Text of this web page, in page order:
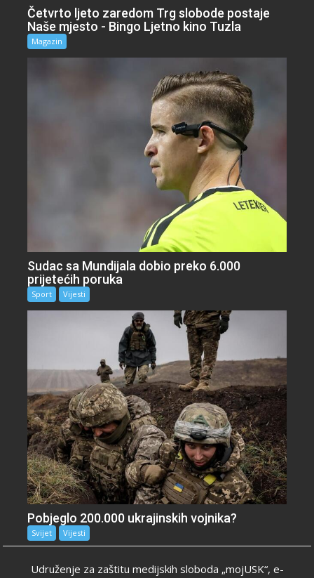
Četvrto ljeto zaredom Trg slobode postaje
Naše mjesto - Bingo Ljetno kino Tuzla
Magazin
Sudac sa Mundijala dobio preko 6.000
prijetećih poruka
Sport Vijesti
Pobjeglo 200.000 ukrajinskih vojnika?
Svijet Vijesti
Udruženje za zaštitu medijskih sloboda „mojUSK“, e-